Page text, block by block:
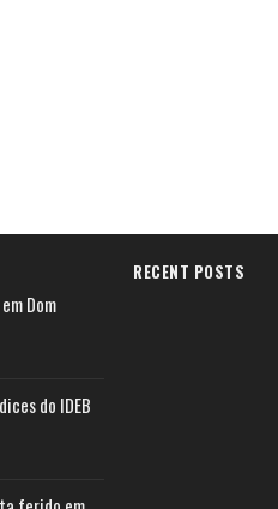
Dom
do IDEB
RECENT POSTS